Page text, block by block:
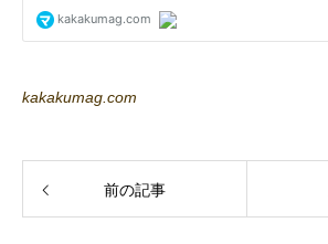
kakakumag.com
前の記事